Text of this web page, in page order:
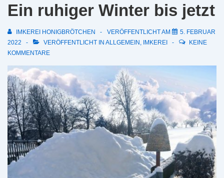
Ein ruhiger Winter bis jetzt
IMKEREI HONIGBRÖTCHEN VERÖFFENTLICHT AM
5. FEBRUAR
2022
VERÖFFENTLICHT IN ALLGEMEIN IMKEREI
KEINE
KOMMENTARE